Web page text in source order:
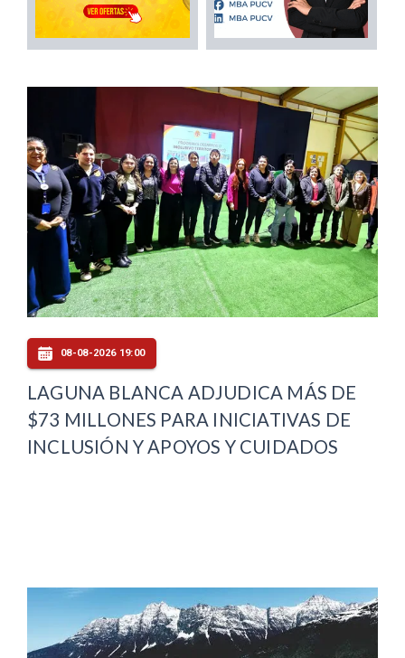
08-08-2026 19:00
LAGUNA BLANCA ADJUDICA MÁS DE
$73 MILLONES PARA INICIATIVAS DE
INCLUSIÓN Y APOYOS Y CUIDADOS